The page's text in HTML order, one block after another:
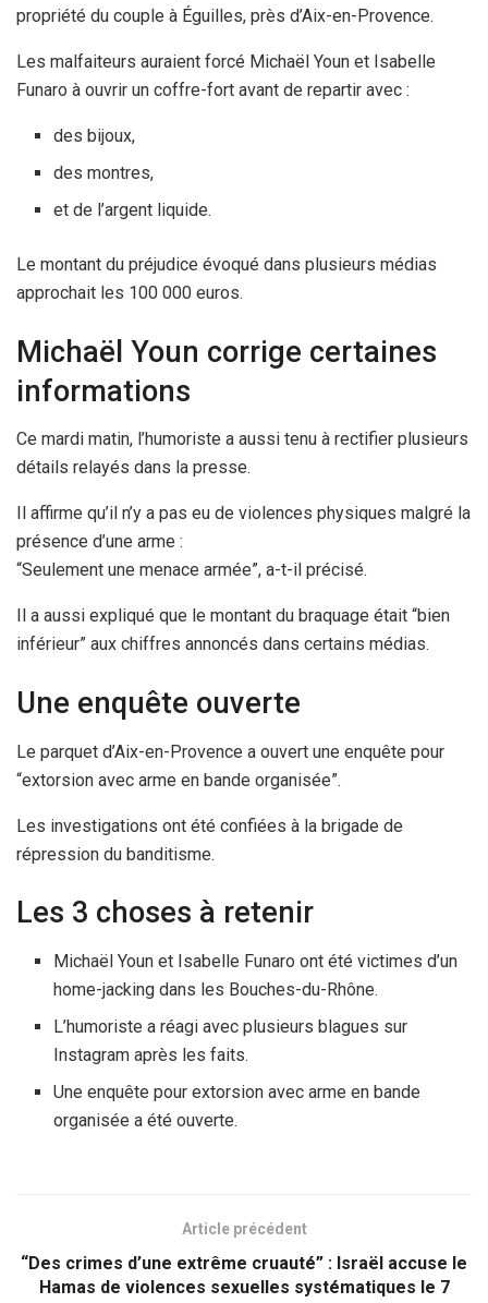
propriété du couple à Éguilles, près d’Aix-en-Provence.
Les malfaiteurs auraient forcé Michaël Youn et Isabelle
Funaro à ouvrir un coffre-fort avant de repartir avec :
des bijoux,
des montres,
et de l’argent liquide.
Le montant du préjudice évoqué dans plusieurs médias
approchait les 100 000 euros.
Michaël Youn corrige certaines
informations
Ce mardi matin, l’humoriste a aussi tenu à rectifier plusieurs
détails relayés dans la presse.
Il affirme qu’il n’y a pas eu de violences physiques malgré la
présence d’une arme :
“Seulement une menace armée”, a-t-il précisé.
Il a aussi expliqué que le montant du braquage était “bien
inférieur” aux chiffres annoncés dans certains médias.
Une enquête ouverte
Le parquet d’Aix-en-Provence a ouvert une enquête pour
“extorsion avec arme en bande organisée”.
Les investigations ont été confiées à la brigade de
répression du banditisme.
Les 3 choses à retenir
Michaël Youn et Isabelle Funaro ont été victimes d’un
home-jacking dans les Bouches-du-Rhône.
L’humoriste a réagi avec plusieurs blagues sur
Instagram après les faits.
Une enquête pour extorsion avec arme en bande
organisée a été ouverte.
Article précédent
“Des crimes d’une extrême cruauté” : Israël accuse le
Hamas de violences sexuelles systématiques le 7